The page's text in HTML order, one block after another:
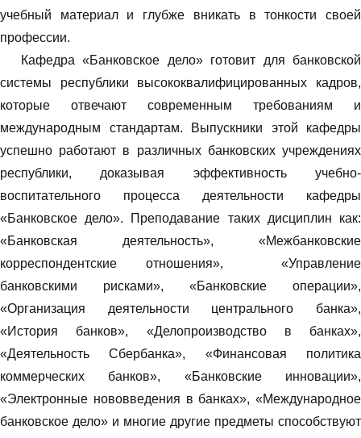
учебный материал и глубже вникать в тонкости своей
профессии.
Кафедра «Банковское дело» готовит для банковской
системы республики высококвалифицированных кадров,
которые отвечают современным требованиям и
международным стандартам. Выпускники этой кафедры
успешно работают в различных банковских учреждениях
республики, доказывая эффективность учебно-
воспитательного процесса деятельности кафедры
«Банковское дело». Преподавание таких дисциплин как:
«Банковская деятельность», «Межбанковские
корреспондентские отношения», «Управление
банковскими рисками», «Банковские операции»,
«Организация деятельности центрального банка»,
«История банков», «Делопроизводство в банках»,
«Деятельность Сбербанка», «Финансовая политика
коммерческих банков», «Банковские инновации»,
«Электронные нововведения в банках», «Международное
банковское дело» и многие другие предметы способствуют